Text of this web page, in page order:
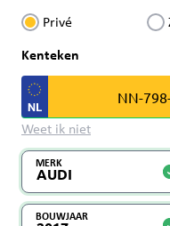
Privé
Kenteken
Weet ik niet
MERK
BOUWJAAR